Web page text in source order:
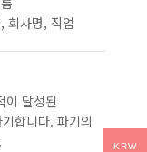
회사명, 직업
이 달성된
합니다. 파기의
KRW